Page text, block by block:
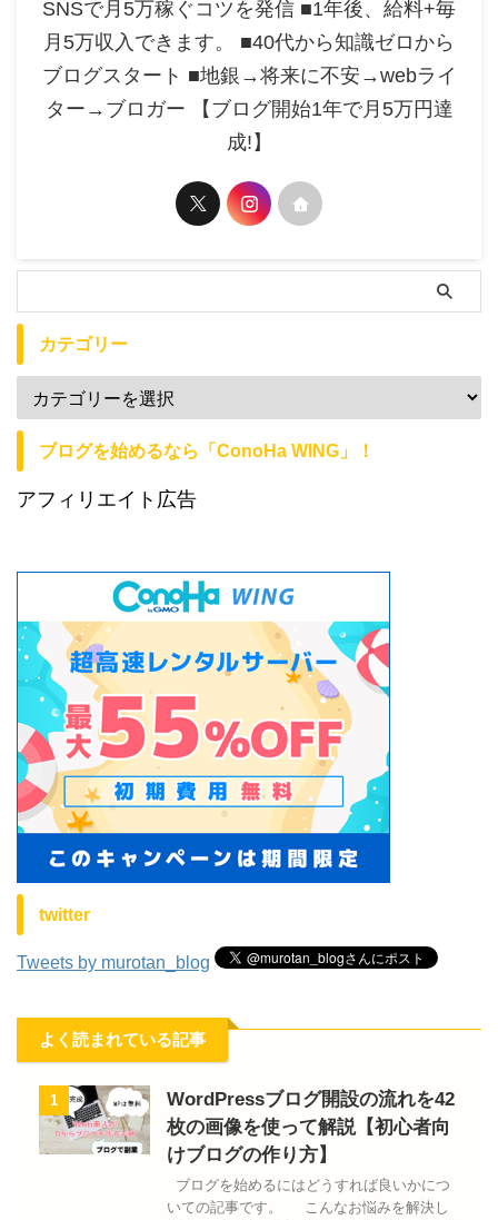
SNSで月5万稼ぐコツを発信 ■1年後、給料+毎
月5万収入できます。 ■40代から知識ゼロから
ブログスタート ■地銀→将来に不安→webライ
ター→ブロガー 【ブログ開始1年で月5万円達
成!】
カテゴリー
ブログを始めるなら「ConoHa WING」！
アフィリエイト広告
twitter
Tweets by murotan_blog
よく読まれている記事
1
WordPressブログ開設の流れを42
枚の画像を使って解説【初心者向
けブログの作り方】
ブログを始めるにはどうすれば良いかにつ
いての記事です。 こんなお悩みを解決し